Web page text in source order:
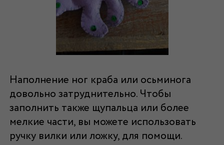
Наполнение ног краба или осьминога
довольно затруднительно. Чтобы
заполнить также щупальца или более
мелкие части, вы можете использовать
ручку вилки или ложку, для помощи.